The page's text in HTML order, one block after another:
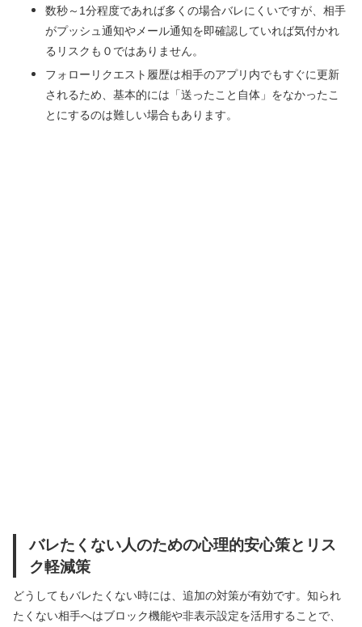
数秒～1分程度であれば多くの場合バレにくいですが、相手
がプッシュ通知やメール通知を即確認していれば気付かれ
るリスクも０ではありません。
フォローリクエスト履歴は相手のアプリ内でもすぐに更新
されるため、基本的には「送ったこと自体」をなかったこ
とにするのは難しい場合もあります。
バレたくない人のための心理的安心策とリス
ク軽減策
どうしてもバレたくない時には、追加の対策が有効です。知られ
たくない相手へはブロック機能や非表示設定を活用することで、